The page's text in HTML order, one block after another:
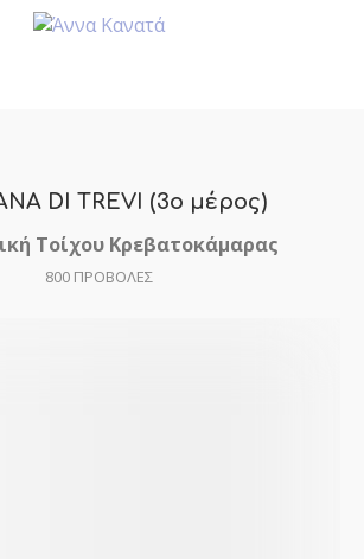
DI TREVI (3ο μέρος)
Τοίχου Κρεβατοκάμαρας
800ΠΡΟΒΟΛΕΣ